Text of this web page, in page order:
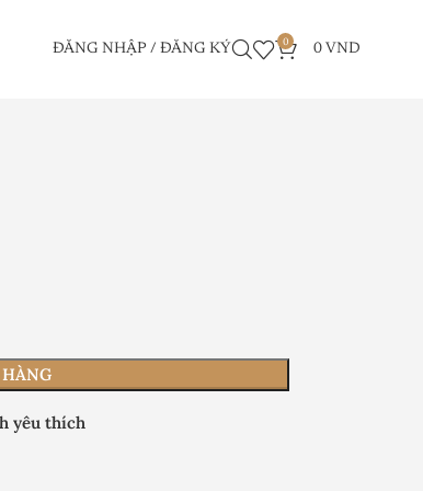
ĐĂNG NHẬP / ĐĂNG KÝ
0
0 VND
yêu thích